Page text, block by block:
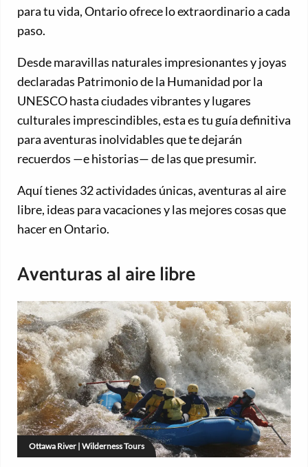
para tu vida, Ontario ofrece lo extraordinario a cada
paso.
Desde maravillas naturales impresionantes y joyas
declaradas Patrimonio de la Humanidad por la
UNESCO hasta ciudades vibrantes y lugares
culturales imprescindibles, esta es tu guía definitiva
para aventuras inolvidables que te dejarán
recuerdos —e historias— de las que presumir.
Aquí tienes 32 actividades únicas, aventuras al aire
libre, ideas para vacaciones y las mejores cosas que
hacer en Ontario.
Aventuras al aire libre
Ottawa River | Wilderness Tours